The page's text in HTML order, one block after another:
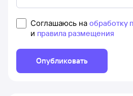
Соглашаюсь на обработку
и правила размещения
Опубликовать